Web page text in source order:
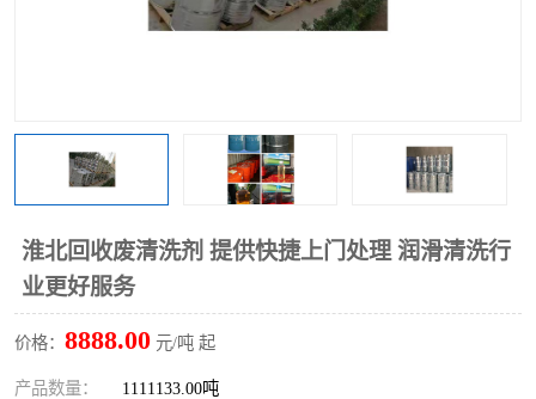
淮北回收废清洗剂 提供快捷上门处理 润滑清洗行
业更好服务
价格： 8888.00 元/吨 起
产品数量： 1111133.00吨